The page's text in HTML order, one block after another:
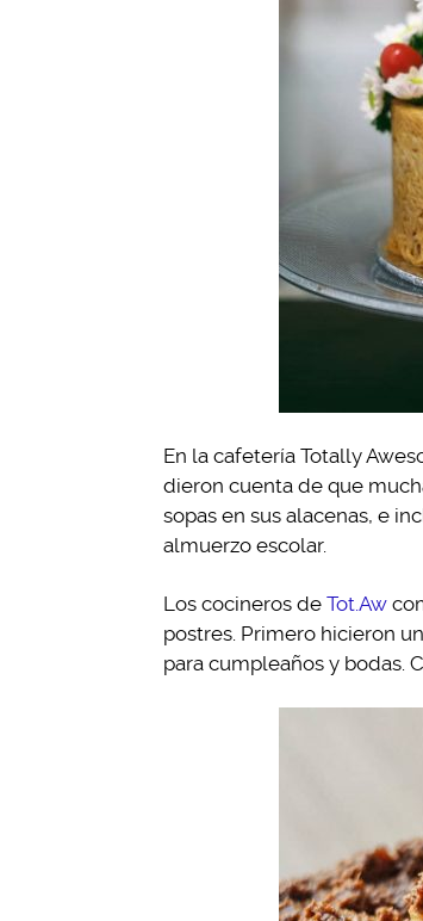
En la cafetería Totally
dieron cuenta de que
sopas en sus alacenas, e
almuerzo escolar.
Los cocineros de Tot.Aw
postres. Primero hicieron
para cumpleaños y bodas.